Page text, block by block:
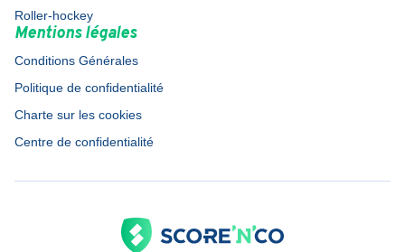
Roller-hockey
Mentions légales
Conditions Générales
Politique de confidentialité
Charte sur les cookies
Centre de confidentialité